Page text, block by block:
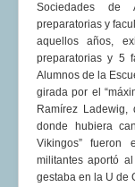
Sociedades de
preparatorias y
aquellos años,
preparatorias y 5
Alumnos de la
girada por el
Ramírez
donde hubiera
Vikingos” fueron
militantes aportó
gestaba en la U de